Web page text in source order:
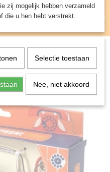
UW WINKELWAGEN
(0)
>Metal
zij mogelijk hebben verzameld
die u hen hebt verstrekt.
Selectie toestaan
Nee, niet akkoord